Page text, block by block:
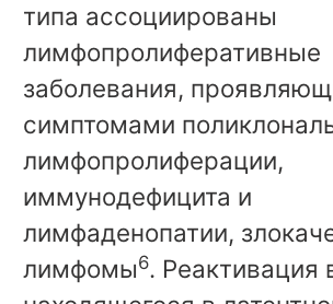
типа ассоциированы
лимфопролиферативные
заболевания,
симптомами
лимфопролиферации,
иммунодефицита и
лимфаденопатии,
лимфомы6. Реактивация